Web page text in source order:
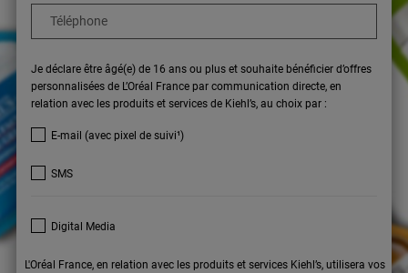
Téléphone
Je déclare être âgé(e) de 16 ans ou plus et souhaite bénéficier d’offres
personnalisées de L’Oréal France par communication directe, en
relation avec les produits et services de Kiehl’s, au choix par :
E-mail (avec pixel de suivi¹)
SMS
Digital Media
L'Oréal France, en relation avec les produits et services Kiehl’s, utilisera vos